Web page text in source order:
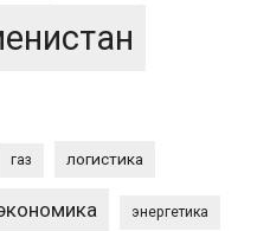
газ логистика
энергетика